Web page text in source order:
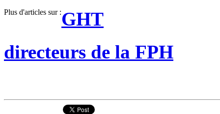
Plus d'articles sur :GHT
directeurs de la FPH